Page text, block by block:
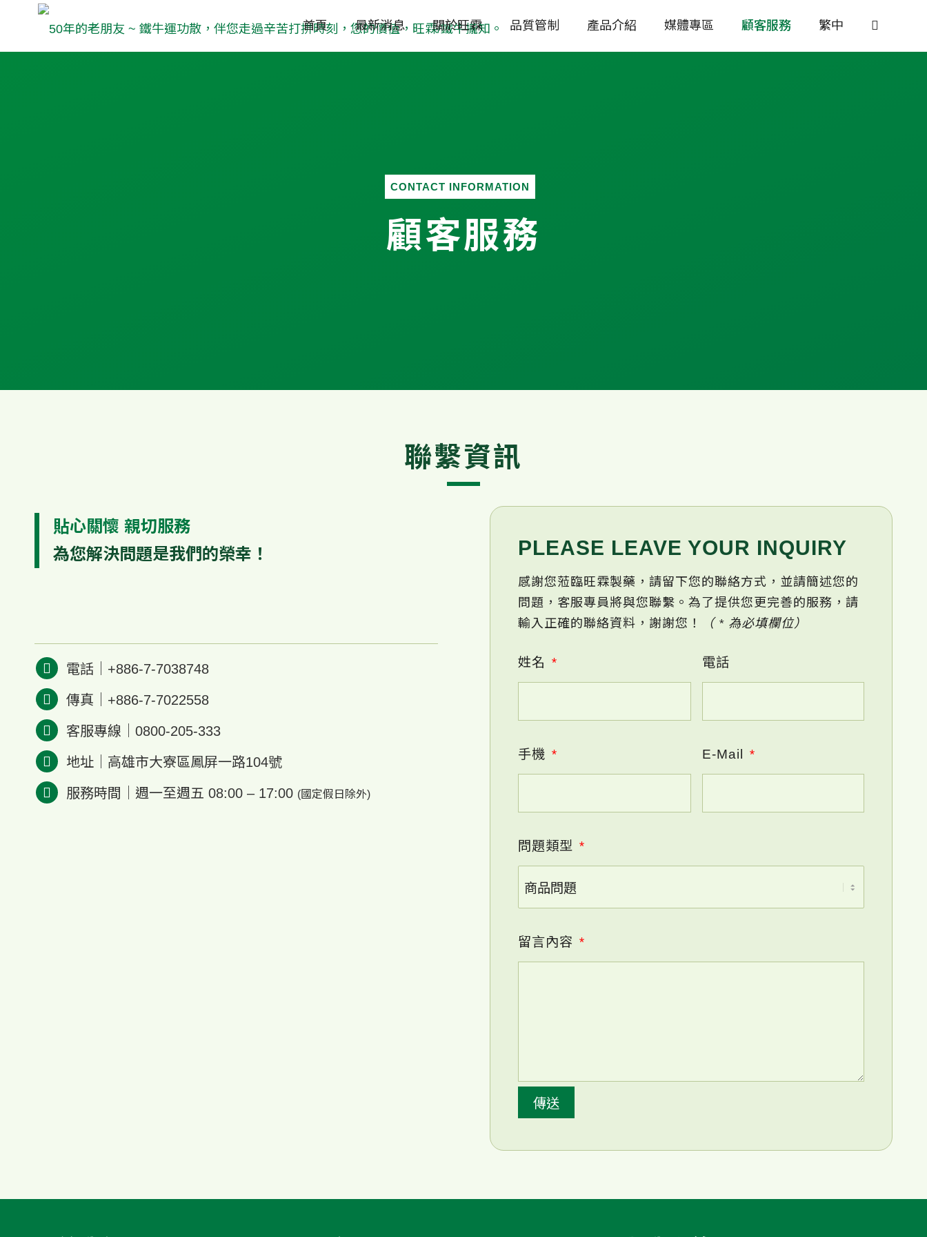
首頁 最新消息 關於旺霖 品質管制 產品介紹 媒體專區 顧客服務 繁中
CONTACT INFORMATION
顧客服務
聯繫資訊
貼心關懷 親切服務
為您解決問題是我們的榮幸！
電話｜ +886-7-7038748
傳真｜+886-7-7022558
客服專線｜ 0800-205-333
地址｜ 高雄市大寮區鳳屏一路104號
服務時間｜週一至週五 08:00 – 17:00 (國定假日除外)
PLEASE LEAVE YOUR INQUIRY
感謝您蒞臨旺霖製藥，請留下您的聯絡方式，並請簡述您的
問題，客服專員將與您聯繫。為了提供您更完善的服務，請
輸入正確的聯絡資料，謝謝您！
（ * 為必填欄位）
姓名 * 電話
手機 * E-Mail *
問題類型 *
留言內容 *